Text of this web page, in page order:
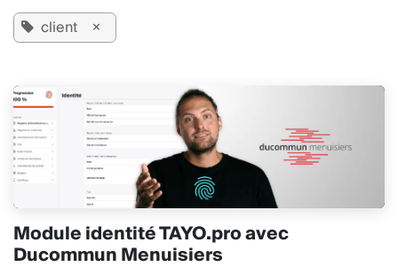
client ×
Module identité TAYO.pro avec
Ducommun Menuisiers